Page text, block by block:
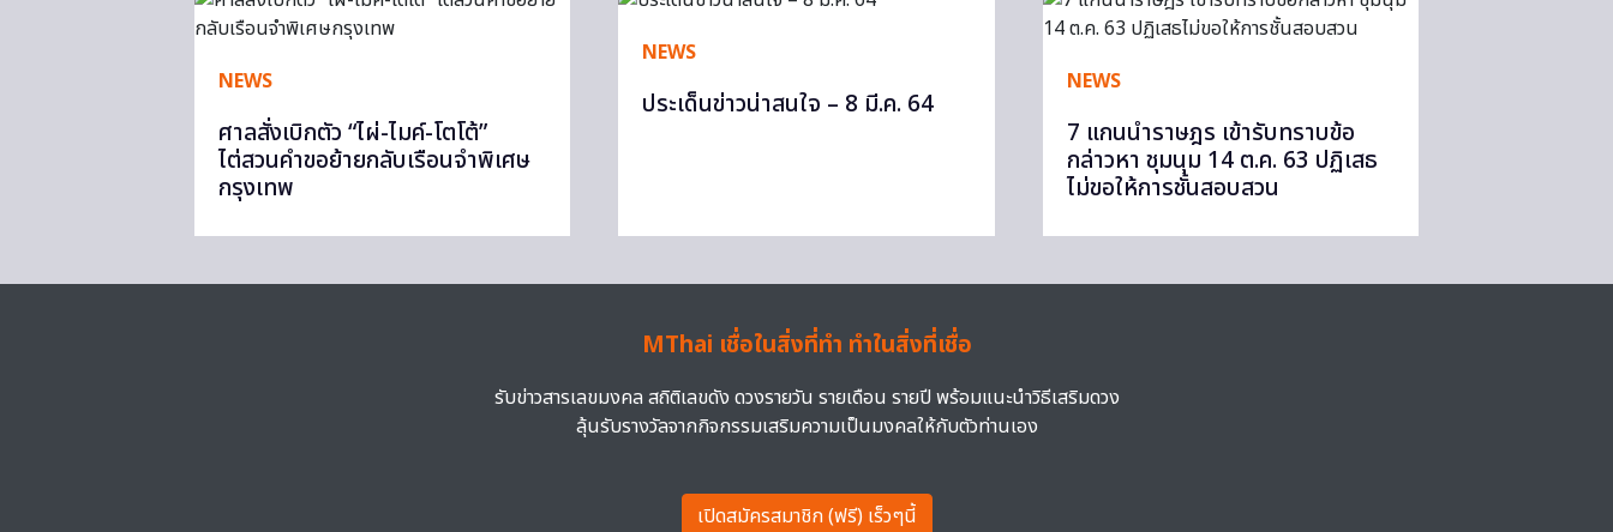
NEWS
ศาลสั่งเบิกตัว “ไผ่-ไมค์-โตโต้”
ไต่สวนคำขอย้ายกลับเรือนจำพิเศษ
กรุงเทพ
NEWS
ประเด็นข่าวน่าสนใจ – 8 มี.ค. 64
NEWS
7 แกนนำราษฎร เข้ารับทราบข้อ
กล่าวหา ชุมนุม 14 ต.ค. 63 ปฏิเสธ
ไม่ขอให้การชั้นสอบสวน
MThai เชื่อในสิ่งที่ทำ ทำในสิ่งที่เชื่อ
รับข่าวสารเลขมงคล สถิติเลขดัง ดวงรายวัน รายเดือน รายปี พร้อมแนะนำวิธีเสริมดวง
ลุ้นรับรางวัลจากกิจกรรมเสริมความเป็นมงคลให้กับตัวท่านเอง
เปิดสมัครสมาชิก (ฟรี) เร็วๆนี้